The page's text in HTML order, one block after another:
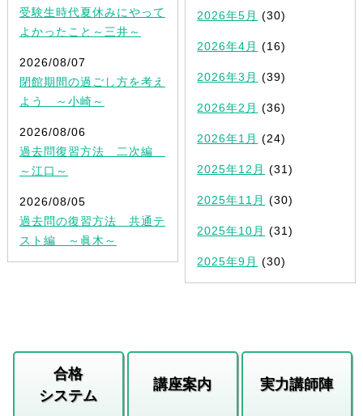
受験生時代夏休みにやって
よかったこと～三井～
2026/08/07
閉館期間の過ごし方を考え
よう ～小崎～
2026/08/06
過去問復習方法 二次編
～江口～
2026/08/05
過去問の復習方法 共通テ
スト編 ～眞木～
2026年5月 (30)
2026年4月 (16)
2026年3月 (39)
2026年2月 (36)
2026年1月 (24)
2025年12月 (31)
2025年11月 (30)
2025年10月 (31)
2025年9月 (30)
合格
システム
講座案内 実力講師陣